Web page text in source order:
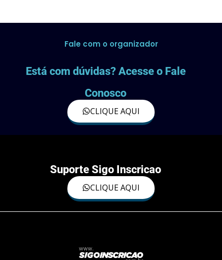
Fale com o organizador
Está com dúvidas? Acesse o Fale
Conosco
CLIQUE AQUI
Suporte Sigo Inscricao
CLIQUE AQUI